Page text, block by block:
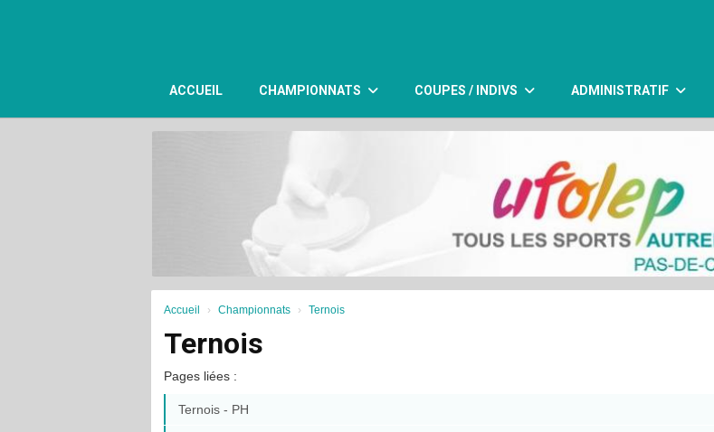
ACCUEIL CHAMPIONNATS COUPES / INDIVS ADMINISTRATIF
Accueil Championnats Ternois
Ternois
Pages liées :
Ternois - PH